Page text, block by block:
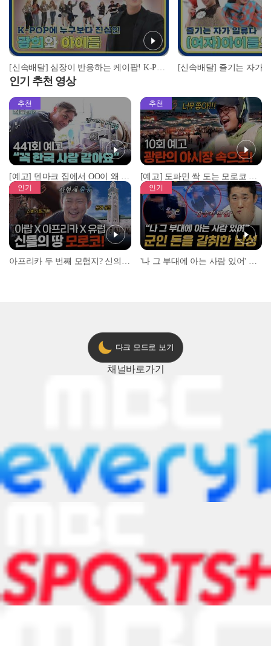
[신속배달] 심장이 반응하는 케이팝! K-POP에 누구보다 진심인 광희와 아이들! l #주간아이돌 l EP.492
인기 추천 영상
추천
[예고] 덴마크 집에서 OO이 왜 나와...? 이상할 정도로 한국을 사랑하는 우리 형을 제보합니다!
추천
[예고] 도파민 싹 도는 모로코 야시장 투어!
인기 인기
다크 모드로 보기
채널바로가기